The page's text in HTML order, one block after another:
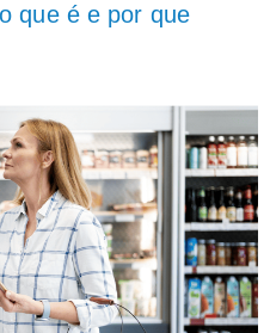
que é e por que